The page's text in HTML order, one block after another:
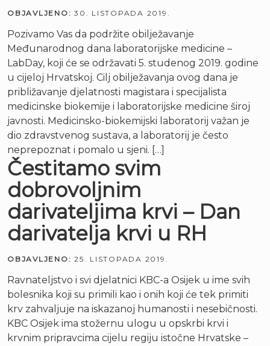
OBJAVLJENO: 30. LISTOPADA 2019.
Pozivamo Vas da podržite obilježavanje
Međunarodnog dana laboratorijske medicine –
LabDay, koji će se održavati 5. studenog 2019. godine
u cijeloj Hrvatskoj. Cilj obilježavanja ovog dana je
približavanje djelatnosti magistara i specijalista
medicinske biokemije i laboratorijske medicine široj
javnosti. Medicinsko-biokemijski laboratorij važan je
dio zdravstvenog sustava, a laboratorij je često
neprepoznat i pomalo u sjeni. […]
Čestitamo svim
dobrovoljnim
darivateljima krvi – Dan
darivatelja krvi u RH
OBJAVLJENO: 25. LISTOPADA 2019.
Ravnateljstvo i svi djelatnici KBC-a Osijek u ime svih
bolesnika koji su primili kao i onih koji će tek primiti
krv zahvaljuje na iskazanoj humanosti i nesebičnosti.
KBC Osijek ima stožernu ulogu u opskrbi krvi i
krvnim pripravcima cijelu regiju istočne Hrvatske –